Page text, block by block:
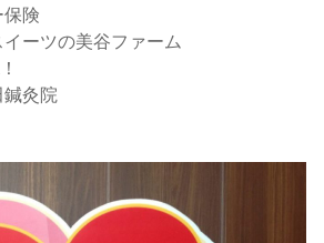
保険
ーツの美谷ファーム
灸院